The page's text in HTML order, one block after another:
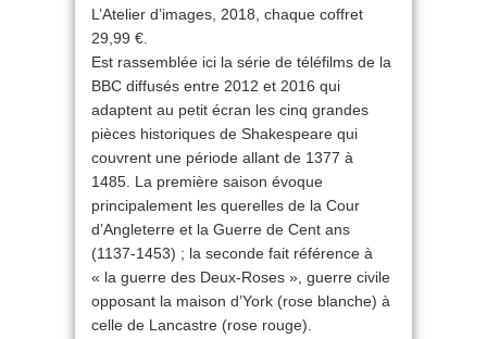
L’Atelier d’images, 2018, chaque coffret
29,99 €.
Est rassemblée ici la série de téléfilms de la
BBC diffusés entre 2012 et 2016 qui
adaptent au petit écran les cinq grandes
pièces historiques de Shakespeare qui
couvrent une période allant de 1377 à
1485. La première saison évoque
principalement les querelles de la Cour
d’Angleterre et la Guerre de Cent ans
(1137-1453) ; la seconde fait référence à
« la guerre des Deux-Roses », guerre civile
opposant la maison d’York (rose blanche) à
celle de Lancastre (rose rouge).